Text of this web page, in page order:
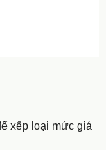
xếp loại mức giá